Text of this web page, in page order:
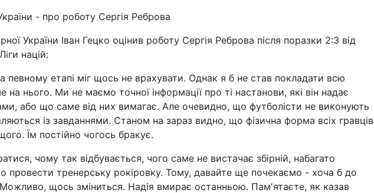
- про роботу Сергія Реброва
України Іван Гецко оцінив роботу Сергія Реброва після поразки 2:3 від
націй:
певному етапі міг щось не врахувати. Однак я б не став покладати всю
на нього. Ми не маємо точної інформації про ті настанови, які він надає
або що саме від них вимагає. Але очевидно, що футболісти не виконують
із завданнями. Станом на зараз видно, що фізична форма всіх гравців
Їм постійно чогось бракує.
чому так відбувається, чого саме не вистачає збірній, набагато
провести тренерську рокіровку. Тому, давайте ще почекаємо - хоча б до
Можливо, щось зміниться. Надія вмирає останньою. Пам'ятаєте, як казав